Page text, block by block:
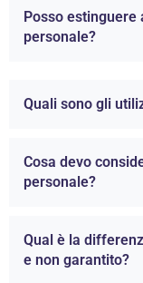
Posso
personale?
Quali sono gli
Cosa devo
personale?
Qual è la
e non garantito?